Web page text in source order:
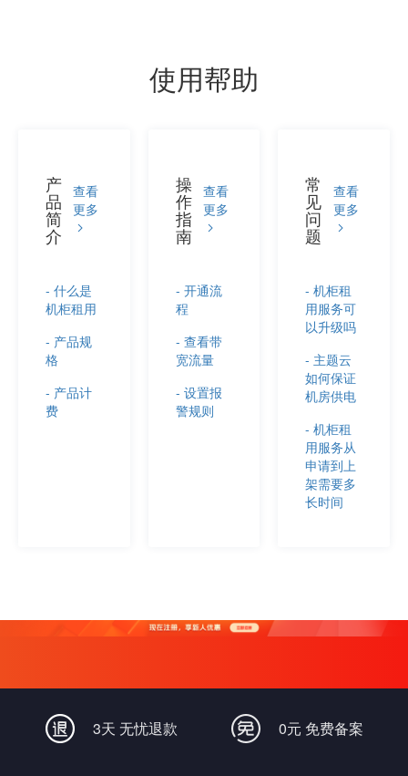
使用帮助
产
品
简
介
查看
更多
- 什么是
机柜租用
- 产品规
格
- 产品计
费
操
作
指
南
查看
更多
- 开通流
程
- 查看带
宽流量
- 设置报
警规则
常
见
问
题
查看
更多
- 机柜租
用服务可
以升级吗
- 主题云
如何保证
机房供电
- 机柜租
用服务从
申请到上
架需要多
长时间
3天 无忧退款 0元 免费备案